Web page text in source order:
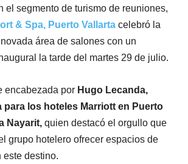
el segmento de turismo de reuniones,
& Spa, Puerto Vallarta celebró la
área de salones con un
la tarde del martes 29 de julio.
encabezada por Hugo Lecanda,
para los hoteles Marriott en Puerto
Nayarit, quien destacó el orgullo que
grupo hotelero ofrecer espacios de
este destino.